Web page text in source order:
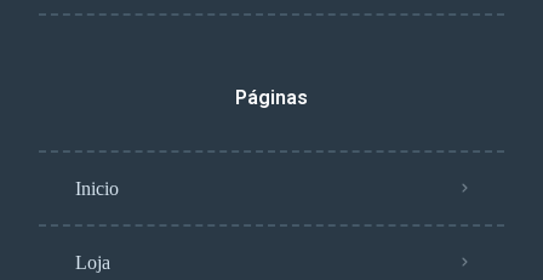
Páginas
Inicio
Loja